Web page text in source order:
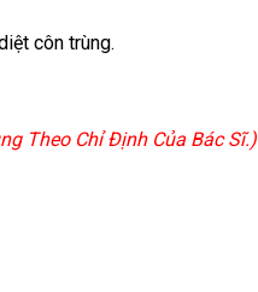
côn trùng.
Theo Chỉ Định Của Bác Sĩ.)